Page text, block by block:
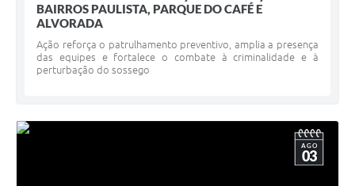
BAIRROS PAULISTA, PARQUE DO CAFÉ E
ALVORADA
Ação reforça o patrulhamento preventivo, amplia a presença
das equipes e fortalece o combate à criminalidade e à
perturbação do sossego
AGO
03